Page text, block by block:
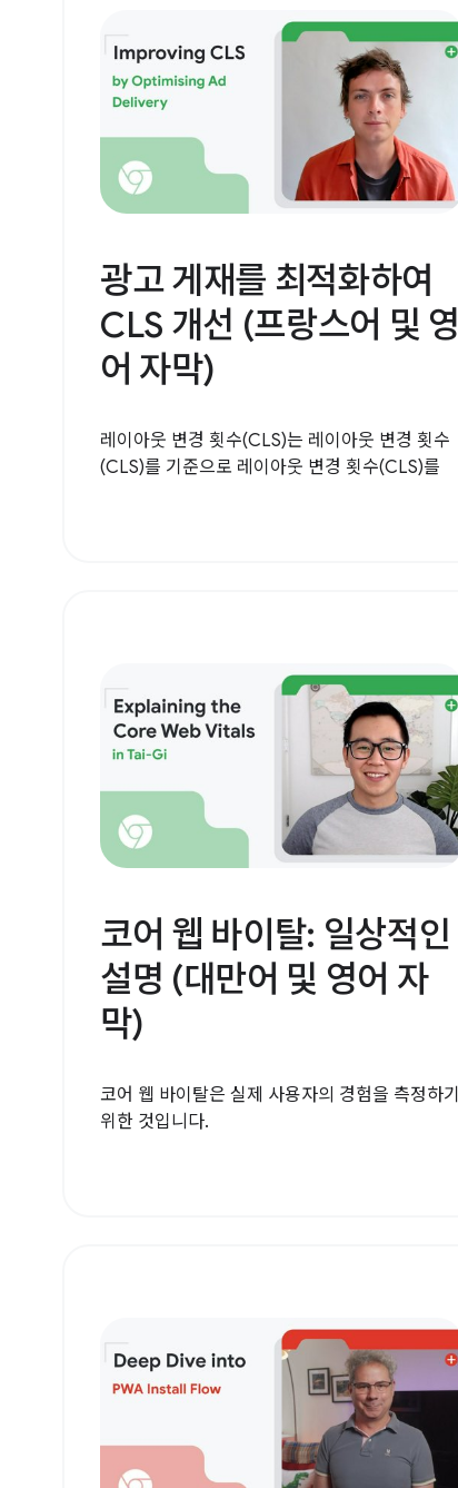
광고 게재를 최적화하여
CLS 개선 (프랑스어 및 영
어 자막)
레이아웃 변경 횟수(CLS)는 레이아웃 변경 횟수
(CLS)를 기준으로 레이아웃 변경 횟수(CLS)를
코어 웹 바이탈: 일상적인
설명 (대만어 및 영어 자
막)
코어 웹 바이탈은 실제 사용자의 경험을 측정하기
위한 것입니다.